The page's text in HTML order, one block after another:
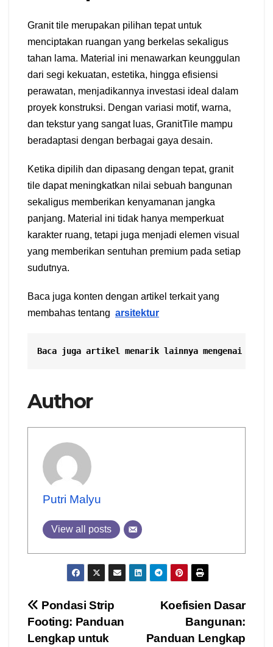
Granit tile merupakan pilihan tepat untuk
menciptakan ruangan yang berkelas sekaligus
tahan lama. Material ini menawarkan keunggulan
dari segi kekuatan, estetika, hingga efisiensi
perawatan, menjadikannya investasi ideal dalam
proyek konstruksi. Dengan variasi motif, warna,
dan tekstur yang sangat luas, GranitTile mampu
beradaptasi dengan berbagai gaya desain.
Ketika dipilih dan dipasang dengan tepat, granit
tile dapat meningkatkan nilai sebuah bangunan
sekaligus memberikan kenyamanan jangka
panjang. Material ini tidak hanya memperkuat
karakter ruang, tetapi juga menjadi elemen visual
yang memberikan sentuhan premium pada setiap
sudutnya.
Baca juga konten dengan artikel terkait yang
membahas tentang arsitektur
Baca juga artikel menarik lainnya mengenai
Author
Putri Malyu
View all posts
Post
navigation
Koefisien Dasar
Bangunan:
Panduan Lengkap
Pondasi Strip
Footing: Panduan
Lengkap untuk